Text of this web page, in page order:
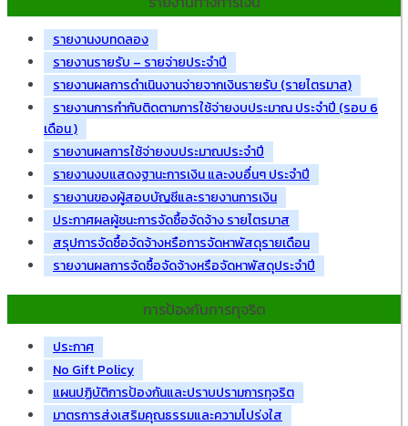
รายงานงบทดลอง
รายงานรายรับ – รายจ่ายประจำปี
รายงานผลการดำเนินงานจ่ายจากเงินรายรับ (รายไตรมาส)
รายงานการกำกับติดตามการใช้จ่ายงบประมาณ ประจำปี (รอบ 6
เดือน )
รายงานผลการใช้จ่ายงบประมาณประจำปี
รายงานงบแสดงฐานะการเงิน และงบอื่นๆ ประจำปี
รายงานของผู้สอบบัญชีและรายงานการเงิน
ประกาศผลผู้ชนะการจัดซื้อจัดจ้าง รายไตรมาส
สรุปการจัดซื้อจัดจ้างหรือการจัดหาพัสดุรายเดือน
รายงานผลการจัดซื้อจัดจ้างหรือจัดหาพัสดุประจำปี
การป้องกันการทุจริต
ประกาศ
No Gift Policy
แผนปฏิบัติการป้องกันและปราบปรามการทุจริต
มาตรการส่งเสริมคุณธรรมและความโปร่งใส